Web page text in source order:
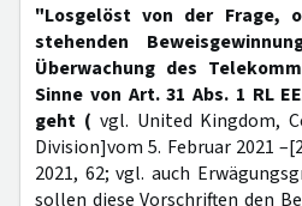
"Losgelöst von der Frage,
stehenden
Überwachung des
Sinne von Art. 31 Abs. 1 RL
geht ( vgl. United Kingdom,
Division]vom 5. Februar 2021
2021, 62; vgl. auch
sollen diese Vorschriften den